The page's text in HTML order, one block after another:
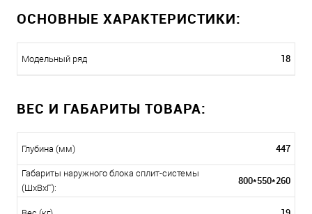
ОСНОВНЫЕ ХАРАКТЕРИСТИКИ:
Модельный ряд 18
ВЕС И ГАБАРИТЫ ТОВАРА:
Глубина (мм) 447
Габариты наружного блока сплит-системы
(ШxВxГ):
800*550*260